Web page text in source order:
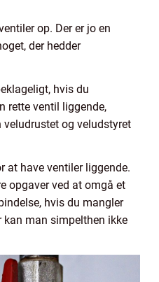
op. Der er jo en
der hedder
hvis du
rette ventil liggende,
og veludstyret
at have ventiler liggende.
opgaver ved at omgå et
hvis du mangler
kan man simpelthen ikke